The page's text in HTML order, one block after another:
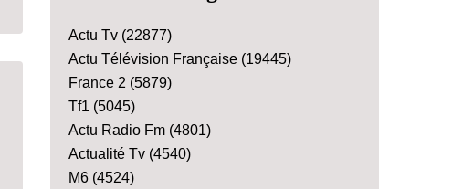
Actu Tv (22877)
Actu Télévision Française (19445)
France 2 (5879)
Tf1 (5045)
Actu Radio Fm (4801)
Actualité Tv (4540)
M6 (4524)